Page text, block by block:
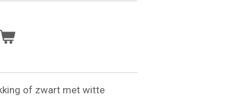
of zwart met witte